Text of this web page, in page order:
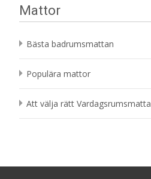
Mattor
Bästa badrumsmattan
Populära mattor
Att välja rätt Vardagsrumsmatta